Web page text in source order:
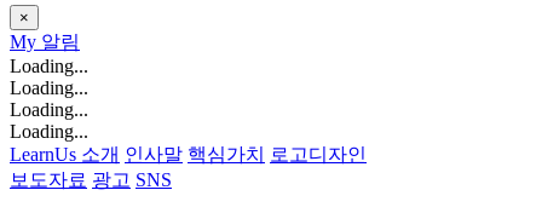
×
My 알림
Loading...
Loading...
Loading...
Loading...
LearnUs 소개 인사말 핵심가치
로고디자인
보도자료 광고 SNS